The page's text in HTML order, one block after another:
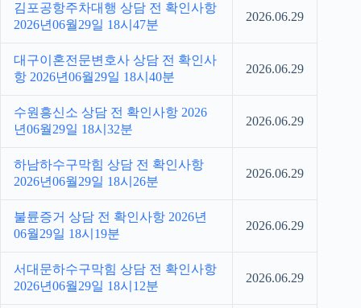
김포공항주차대행 상담 전 확인사항
2026년06월29일 18시47분
2026.06.29
대구이혼전문변호사 상담 전 확인사
항 2026년06월29일 18시40분
2026.06.29
수원흥신소 상담 전 확인사항 2026
년06월29일 18시32분
2026.06.29
하남하수구막힘 상담 전 확인사항
2026년06월29일 18시26분
2026.06.29
불륜증거 상담 전 확인사항 2026년
06월29일 18시19분
2026.06.29
서대문하수구막힘 상담 전 확인사항
2026년06월29일 18시12분
2026.06.29